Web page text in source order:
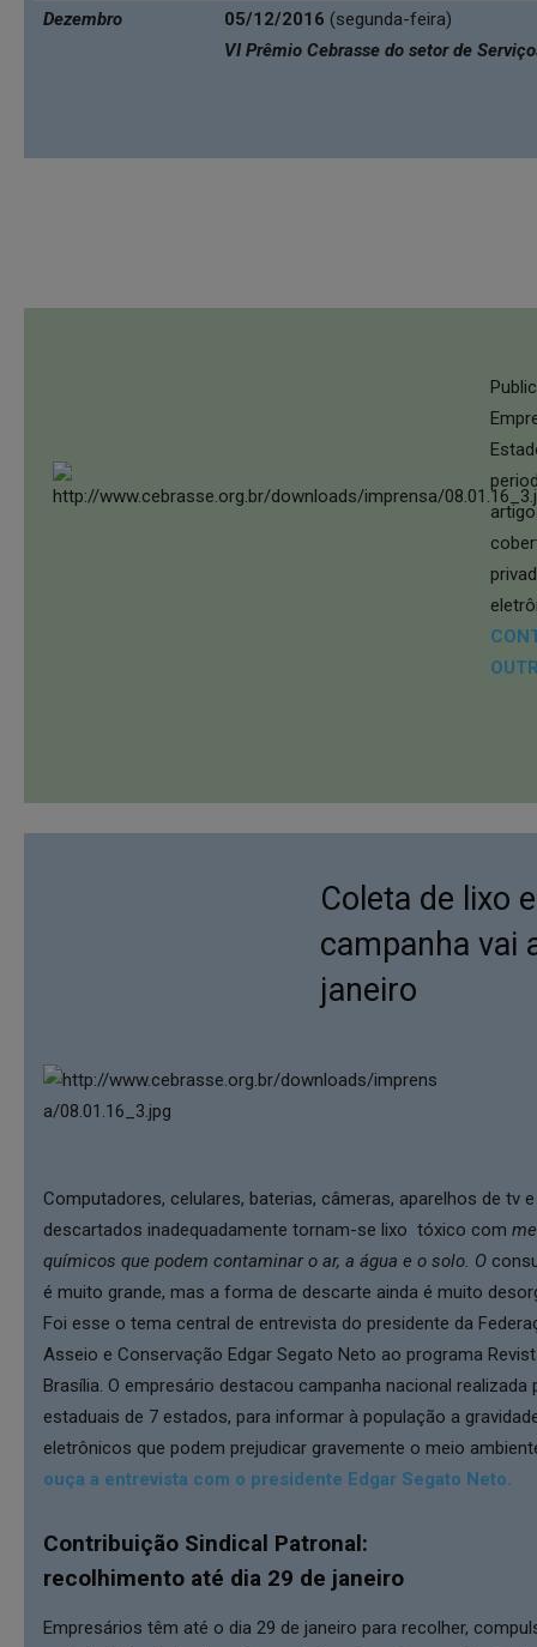
Dezembro
05/12/2016 (segunda-feira)
VI Prêmio Cebrasse do setor de
Coleta de lixo
campanha vai
janeiro
Computadores, celulares, baterias, câmeras, aparelhos de tv
descartados inadequadamente tornam-se lixo tóxico com
químicos que podem contaminar o ar, a água e o solo. O
é muito grande, mas a forma de descarte ainda é muito
Foi esse o tema central de entrevista do presidente da
Asseio e Conservação Edgar Segato Neto ao programa
Brasília. O empresário destacou campanha nacional realizada
estaduais de 7 estados, para informar à população a
eletrônicos que podem prejudicar gravemente o meio
ouça a entrevista com o presidente Edgar Segato Neto.
Contribuição Sindical Patronal:
recolhimento até dia 29 de janeiro
Empresários têm até o dia 29 de janeiro para recolher,